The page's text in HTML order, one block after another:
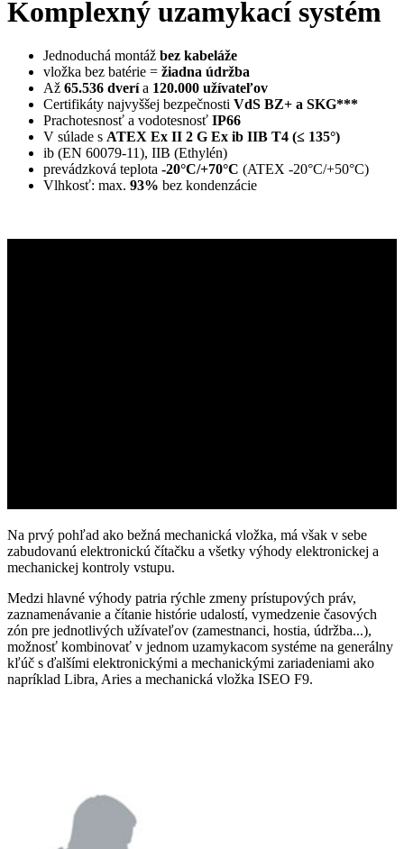
Komplexný uzamykací systém
Jednoduchá montáž bez kabeláže
vložka bez batérie = žiadna údržba
Až 65.536 dvería 120.000 užívateľov
Certifikáty najvyššej bezpečnosti VdS BZ+ a SKG***
Prachotesnosť a vodotesnosť IP66
V súlade s ATEX Ex II 2 G Ex ib IIB T4 (≤ 135°)
ib (EN 60079-11), IIB (Ethylén)
prevádzková teplota -20°C/+70°C (ATEX -20°C/+50°C)
Vlhkosť: max. 93% bez kondenzácie
Na prvý pohľad ako bežná mechanická vložka, má však v sebe
zabudovanú elektronickú čítačku a všetky výhody elektronickej a
mechanickej kontroly vstupu.
Medzi hlavné výhody patria rýchle zmeny prístupových práv,
zaznamenávanie a čítanie histórie udalostí, vymedzenie časových
zón pre jednotlivých užívateľov (zamestnanci, hostia, údržba...),
možnosť kombinovať v jednom uzamykacom systéme na generálny
kľúč s ďalšími elektronickými a mechanickými zariadeniami ako
napríklad Libra, Aries a mechanická vložka ISEO F9.